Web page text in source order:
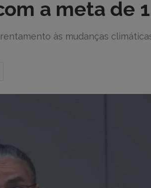
a meta de
às mudanças